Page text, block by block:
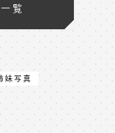
覧
妹写真